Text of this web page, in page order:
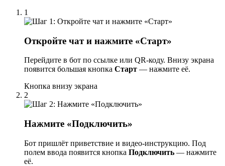
1
Откройте чат и нажмите «Старт»
Перейдите в бот по ссылке или QR-коду. Внизу экрана
появится большая кнопка Старт — нажмите её.
Кнопка внизу экрана
2
Нажмите «Подключить»
Бот пришлёт приветствие и видео-инструкцию. Под
полем ввода появится кнопка Подключить — нажмите
её.